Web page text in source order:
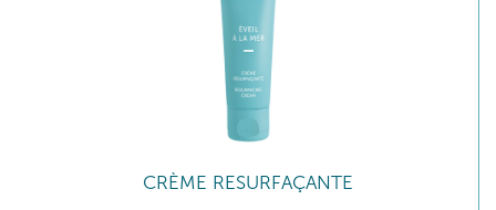
CRÈME RESURFAÇANTE